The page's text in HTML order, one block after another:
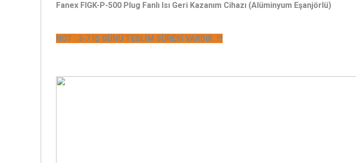
Fanex FIGK-P-500 Plug Fanlı Isı Geri Kazanım Cihazı (Alüminyum Eşanjörlü)
NOT : 3-7 İŞ GÜNÜ TESLİM SÜRESİ VARDIR. !!!